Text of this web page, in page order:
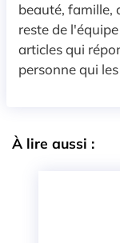
beauté, famille,
reste de
articles qui
personne qui
À lire aussi :